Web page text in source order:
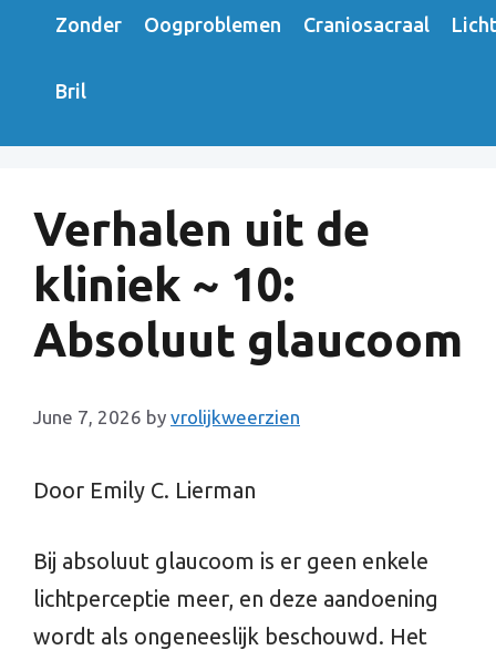
Zonder
Bril
Oogproblemen Craniosacraal Licht
Verhalen uit de
kliniek ~ 10:
Absoluut glaucoom
June 7, 2026 by vrolijkweerzien
Door Emily C. Lierman
Bij absoluut glaucoom is er geen enkele
lichtperceptie meer, en deze aandoening
wordt als ongeneeslijk beschouwd. Het